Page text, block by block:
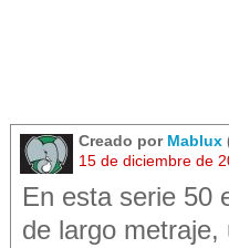
Creado por Mablux
15 de diciembre de
En esta serie 50
de largo